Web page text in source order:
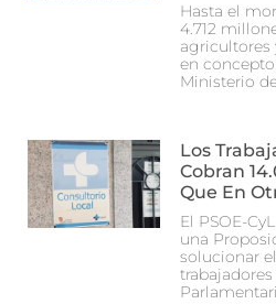
Hasta el
4.712
agricultores
en concepto
Ministerio
Los
Cobran
Que En
El PSOE-
una
solucionar